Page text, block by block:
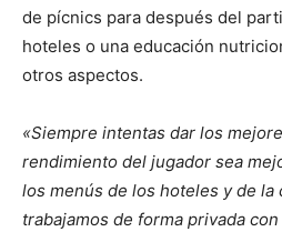
de pícnics para después del
hoteles o una educación
otros aspectos.
«Siempre intentas dar los
rendimiento del jugador sea
los menús de los hoteles y de
trabajamos de forma privada